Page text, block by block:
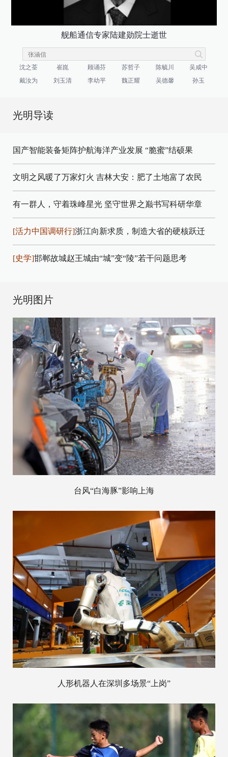
舰船通信专家陆建勋院士逝世
沈之荃 崔崑 顾诵芬 苏哲子 陈毓川
吴咸中
戴汝为
刘玉清 李幼平 魏正耀 吴德馨 孙玉
光明导读
国产智能装备矩阵护航海洋产业发展 “脆蜜”结硕果
文明之风暖了万家灯火 吉林大安：肥了土地富了农民
有一群人，守着珠峰星光 坚守世界之巅书写科研华章
[活力中国调研行]浙江向新求质，制造大省的硬核跃迁
[史学]邯郸故城赵王城由“城”变“陵”若干问题思考
光明图片
台风“白海豚”影响上海
人形机器人在深圳多场景“上岗”